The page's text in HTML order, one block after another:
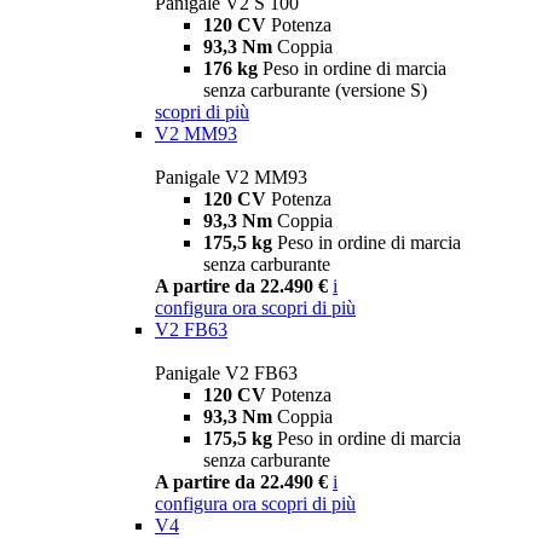
120 CV Potenza
93,3 Nm Coppia
176 kg Peso in ordine di marcia
senza carburante (versione S)
scopri di più
V2 MM93
Panigale V2 MM93
120 CV Potenza
93,3 Nm Coppia
175,5 kg Peso in ordine di marcia
senza carburante
A partire da 22.490 € i
configura ora scopri di più
V2 FB63
Panigale V2 FB63
120 CV Potenza
93,3 Nm Coppia
175,5 kg Peso in ordine di marcia
senza carburante
A partire da 22.490 € i
configura ora scopri di più
V4